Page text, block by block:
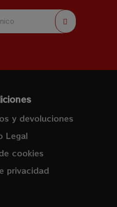
y devoluciones
Legal
cookies
privacidad